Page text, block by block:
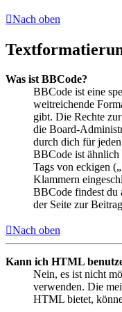
Nach oben
Was ist BBCode?
BBCode ist eine
weitreichende
gibt. Die Rechte
die Board-
durch dich für
BBCode ist
Tags von eckigen
Klammern
BBCode findest du
der Seite zur
Nach oben
Kann ich HTML
Nein, es ist nicht
verwenden. Die
HTML bietet,